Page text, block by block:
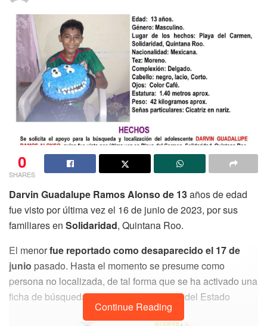
0
SHARES
Darvin Guadalupe Ramos Alonso de 13años de edad
fue visto por última vez el 16 de junio de 2023, por sus
familiares en Solidaridad, Quintana Roo.
El menorfue reportado como desaparecido el 17 de
junio pasado. Hasta el momento se presume como
persona no localizada, de tal forma que se ha activado una
ficha de búsqueda en la Fiscalía General del Estado
Continue Reading